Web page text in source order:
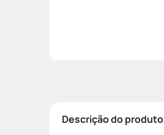
Descrição do produto